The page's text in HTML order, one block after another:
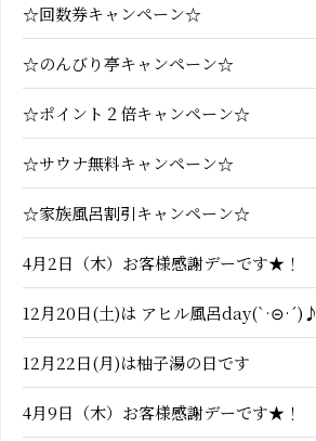
☆回数券キャンペーン☆
☆のんびり亭キャンペーン☆
☆ポイント２倍キャンペーン☆
☆サウナ無料キャンペーン☆
☆家族風呂割引キャンペーン☆
4月2日（木）お客様感謝デーです★！
12月20日(土)は アヒル風呂day(`·⊝·´)♪
12月22日(月)は柚子湯の日です
4月9日（木）お客様感謝デーです★！